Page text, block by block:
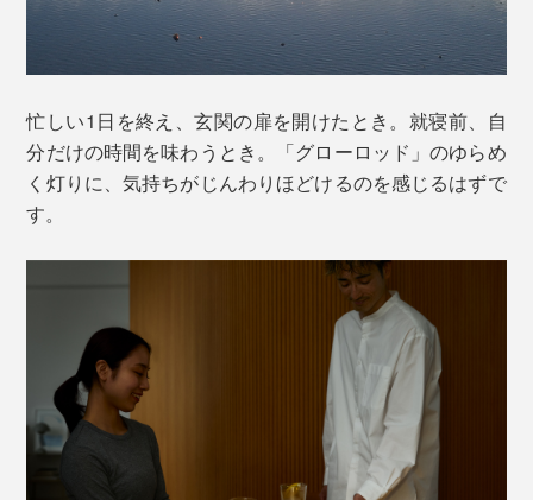
忙しい1日を終え、玄関の扉を開けたとき。就寝前、自
分だけの時間を味わうとき。「グローロッド」のゆらめ
く灯りに、気持ちがじんわりほどけるのを感じるはずで
す。